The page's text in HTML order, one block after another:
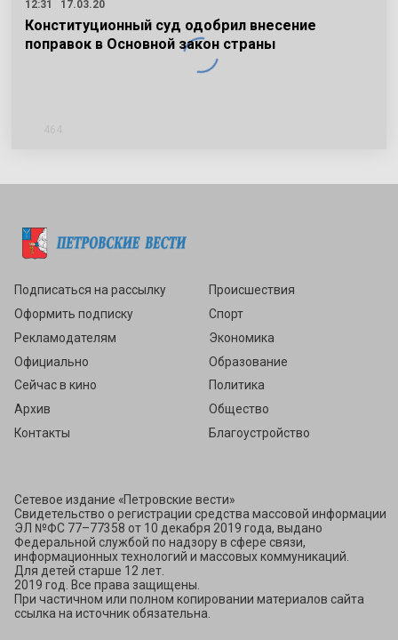
12:31
17.03.20
Конституционный суд одобрил внесение
поправок в Основной закон страны
Подписаться на рассылку
Оформить подписку
Рекламодателям
Официально
Сейчас в кино
Архив
Контакты
Происшествия
Спорт
Экономика
Образование
Политика
Общество
Благоустройство
Сетевое издание «Петровские вести»
Свидетельство о регистрации средства массовой информации
ЭЛ №ФС 77–77358 от 10 декабря 2019 года, выдано
Федеральной службой по надзору в сфере связи,
информационных технологий и массовых коммуникаций.
Для детей старше 12 лет.
2019 год. Все права защищены.
При частичном или полном копировании материалов сайта
ссылка на источник обязательна.
Подписаться